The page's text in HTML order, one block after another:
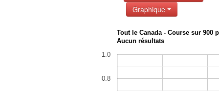
Graphique
Tout le Canada - Course sur 900
Aucun résultats
0.8
1.0